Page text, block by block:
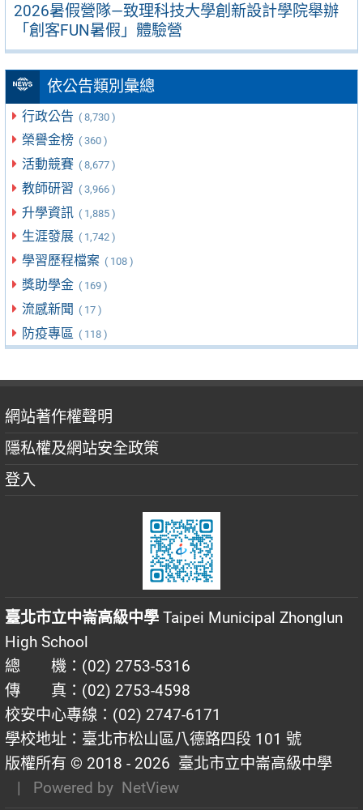
2026暑假營隊—致理科技大學創新設計學院舉辦
「創客FUN暑假」體驗營
依公告類別彙總
行政公告 ( 8,730 )
榮譽金榜 ( 360 )
活動競賽 ( 8,677 )
教師研習 ( 3,966 )
升學資訊 ( 1,885 )
生涯發展 ( 1,742 )
學習歷程檔案 ( 108 )
獎助學金 ( 169 )
流感新聞 ( 17 )
防疫專區 ( 118 )
網站著作權聲明
隱私權及網站安全政策
登入
臺北市立中崙高級中學 Taipei Municipal Zhonglun
High School
總 機：(02) 2753-5316
傳 真：(02) 2753-4598
校安中心專線：(02) 2747-6171
學校地址：臺北市松山區八德路四段 101 號
版權所有 © 2018 - 2026 臺北市立中崙高級中學
| Powered by NetView